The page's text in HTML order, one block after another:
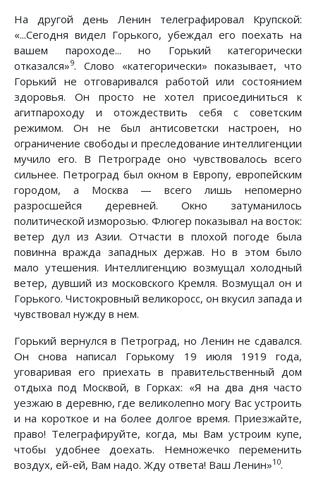
На другой день Ленин телеграфировал Крупской:
«...Сегодня видел Горького, убеждал его поехать на
вашем пароходе... но Горький категорически
отказался»9. Слово «категорически» показывает, что
Горький не отговаривался работой или состоянием
здоровья. Он просто не хотел присоединиться к
агитпароходу и отождествить себя с советским
режимом. Он не был антисоветски настроен, но
ограничение свободы и преследование интеллигенции
мучило его. В Петрограде оно чувствовалось всего
сильнее. Петроград был окном в Европу, европейским
городом, а Москва — всего лишь непомерно
разросшейся деревней. Окно затуманилось
политической изморозью. Флюгер показывал на восток:
ветер дул из Азии. Отчасти в плохой погоде была
повинна вражда западных держав. Но в этом было
мало утешения. Интеллигенцию возмущал холодный
ветер, дувший из московского Кремля. Возмущал он и
Горького. Чистокровный великоросс, он вкусил запада и
чувствовал нужду в нем.
Горький вернулся в Петроград, но Ленин не сдавался.
Он снова написал Горькому 19 июля 1919 года,
уговаривая его приехать в правительственный дом
отдыха под Москвой, в Горках: «Я на два дня часто
уезжаю в деревню, где великолепно могу Вас устроить
и на короткое и на более долгое время. Приезжайте,
право! Телеграфируйте, когда, мы Вам устроим купе,
чтобы удобнее доехать. Немножечко переменить
воздух, ей-ей, Вам надо. Жду ответа! Ваш Ленин»10.